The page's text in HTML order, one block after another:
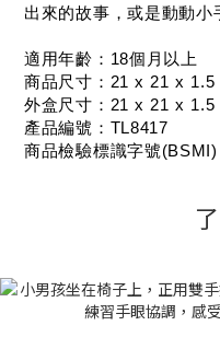
出來的故事，或是動動小
適用年齡：18個月以上
商品尺寸：21 x 21 x
外盒尺寸：21 x 21 x
產品編號：TL8417
商品檢驗標識字號